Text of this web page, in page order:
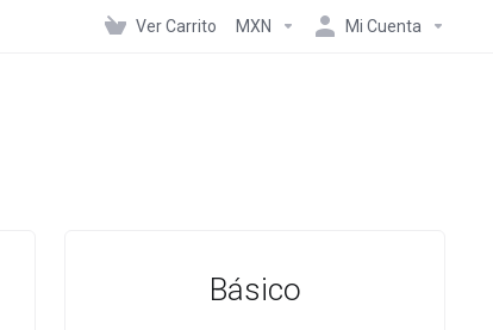
Ver Carrito MXN Mi Cuenta
Básico